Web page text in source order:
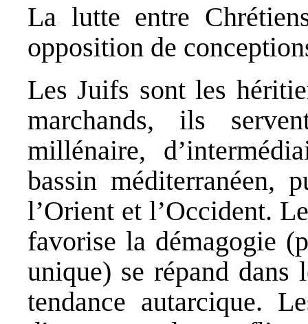
La lutte entre
opposition de
Les Juifs sont les
marchands, ils
millénaire,
bassin méditerranéen,
l’Orient et l’Occident.
favorise la démagogie
unique) se répand dans
tendance autarcique.